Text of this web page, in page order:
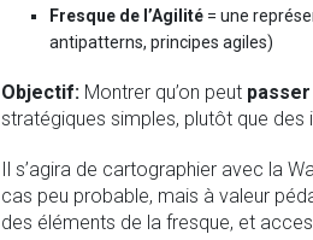
Fresque de l’Agilité = une
antipatterns, principes agiles)
Objectif: Montrer qu’on peut
stratégiques simples, plutôt que des
Il s’agira de cartographier avec la
cas peu probable, mais à valeur
des éléments de la fresque, et